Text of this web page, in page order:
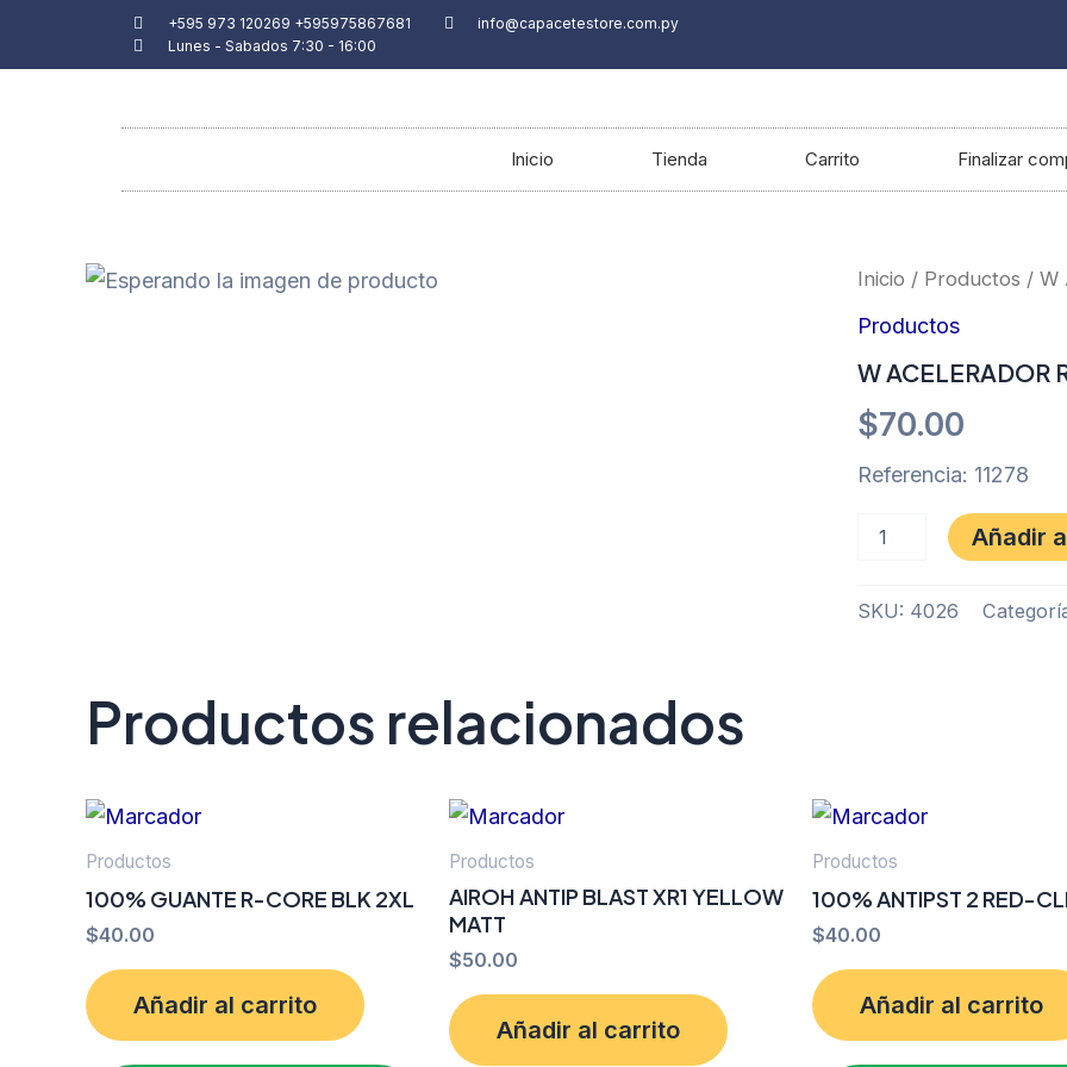
+595 973 120269 +595975867681
info@capacetestore.com.py
Lunes - Sabados 7:30 - 16:00
Inicio Tienda Carrito Finalizar
Inicio / Productos / W
Productos
W ACELERADOR
$70.00
Referencia: 11278
W
RAPIDO
HONDA/KTM
Añadir
SKU: 4026
Productos relacionados
Productos
100% GUANTE R-CORE BLK 2XL
$40.00
Añadir al carrito
Productos
AIROH ANTIP BLAST XR1 YELLOW
MATT
$50.00
Añadir al carrito
Productos
100% ANTIPST 2 RED-
$40.00
Añadir al carrito